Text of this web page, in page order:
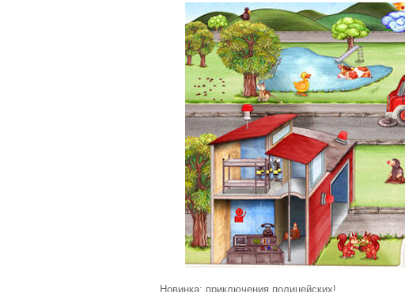
Новинка: приключения полицейских!